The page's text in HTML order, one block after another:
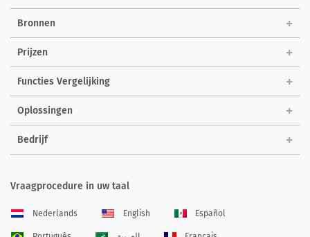
Bronnen
Prijzen
Functies Vergelijking
Oplossingen
Bedrijf
Vraagprocedure in uw taal
Nederlands English Español